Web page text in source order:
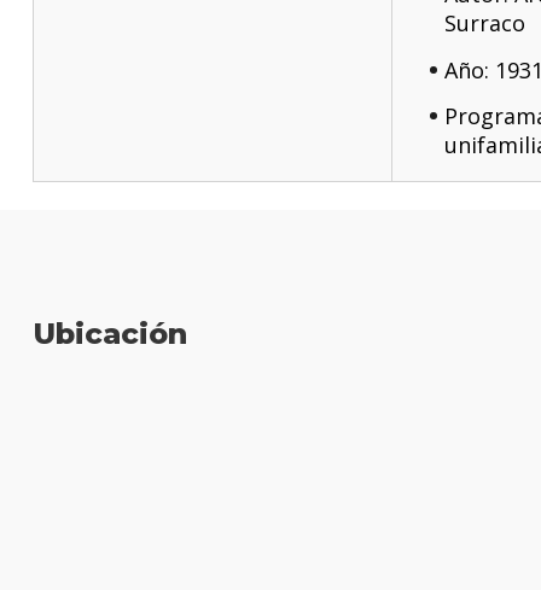
Surraco
Año:
Ubicación